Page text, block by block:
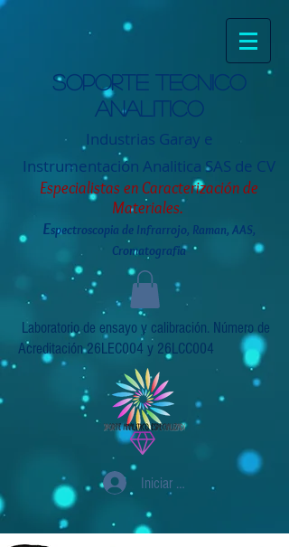
Soporte tecnico
analitico
Industrias Garay e
Instrumentación Analitica SAS de CV
Especialistas en Caracterización de
Materiales.
Espectroscopia de Infrarrojo, Raman, AAS,
Cromatografia
Laboratorio de ensayo y calibración. Número de
Acreditación 26LEC004 y 26LCC004
Iniciar sesión